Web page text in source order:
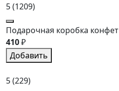
5(1209)
Подарочная коробка конфет
410₽
Добавить
5(229)